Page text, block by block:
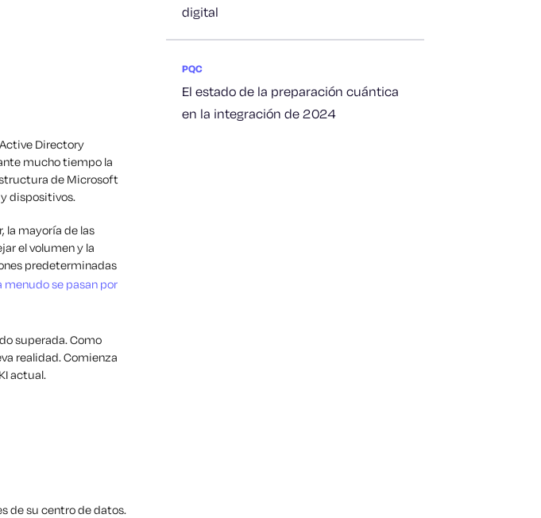
Directory
mucho tiempo la
de Microsoft
dispositivos.
la mayoría de las
el volumen y la
predeterminadas
se pasan por
superada. Como
realidad. Comienza
actual.
de su centro de datos.
digital
PQC
El estado de la preparación cuántica
en la integración de 2024